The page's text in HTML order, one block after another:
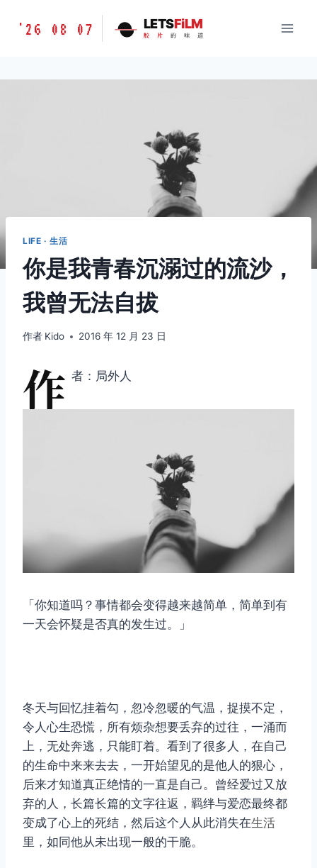
胶
味
'26 08 07 LETSFiLM
胶 片 的 味 道
LIFE · 生活
你是我青春沉溺过的流沙，
我曾无法自拔
作者 Kido 2016 年 12 月 23 日
作 者：局外人
「你知道吗？事情都会变得越来越简单，简单到有
一天会怀疑是否真的发生过。」
冬天与回忆挂着勾，忽冷忽暖的气温，捉摸不定，
令人心生恐慌，所有烦杂想要丢弃的过往，一涌而
上，无处奔逃，只能盯着。看到了很多人，在自己
的生命中来来去去，一开始望见的是他人的狠心，
后来才知道真正绝情的一直是自己。曾经爱过又放
弃的人，长篇长篇的文字往返，羁绊与爱恋最终都
变成了心上的死结，然后这个人从此消失在生活
里，如同他从未出现一般的干脆。